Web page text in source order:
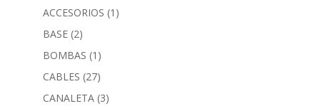
ACCESORIOS (1)
BASE (2)
BOMBAS (1)
CABLES (27)
CANALETA (3)